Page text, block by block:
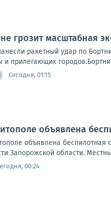
грозит масштабная
ракетный удар по
и прилегающих
Сегодня, 01:15
объявлена
объявлена беспилотная
Запорожской области.
00:24